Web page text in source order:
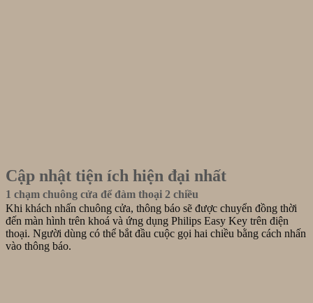
Cập nhật tiện ích hiện đại nhất
1 chạm chuông cửa để đàm thoại 2 chiều
Khi khách nhấn chuông cửa, thông báo sẽ được chuyển đồng thời
đến màn hình trên khoá và ứng dụng Philips Easy Key trên điện
thoại. Người dùng có thể bắt đầu cuộc gọi hai chiều bằng cách nhấn
vào thông báo.